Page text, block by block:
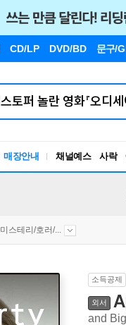
CD/LP DVD/BD 문구/
매장안내 채널예스 사락
미스테리/호러/...
소득공제
외서
and